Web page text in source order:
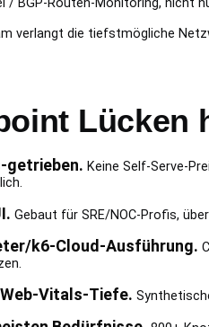
/ BGP-Routen-Monitoring, nicht
verlangt die tiefstmögliche
Lücken
getrieben. Keine Self-Serve-
Gebaut für SRE/NOC-Profis,
k6-Cloud-Ausführung.
Vitals-Tiefe.